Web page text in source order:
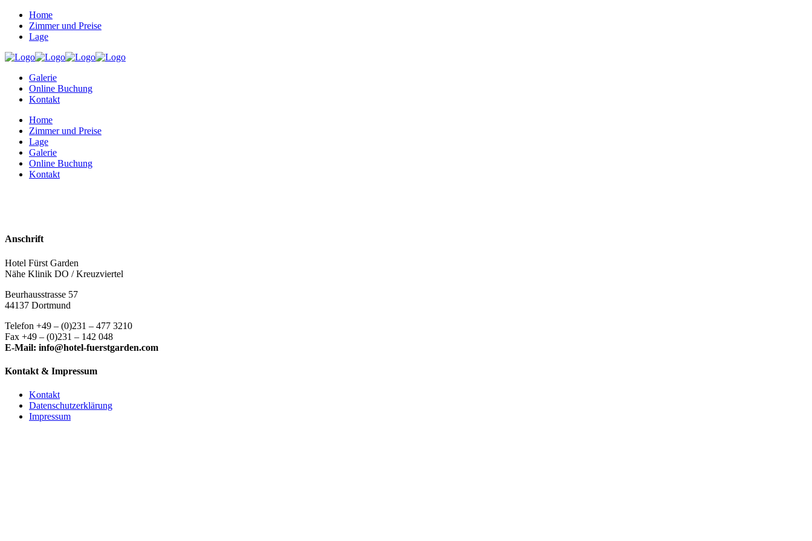
Home
Zimmer und Preise
Lage
Galerie
Online Buchung
Kontakt
Home
Zimmer und Preise
Lage
Galerie
Online Buchung
Kontakt
Anschrift
Hotel Fürst Garden
Nähe Klinik DO / Kreuzviertel
Beurhausstrasse 57
44137 Dortmund
Telefon +49 – (0)231 – 477 3210
Fax +49 – (0)231 – 142 048
E-Mail: info@hotel-fuerstgarden.com
Kontakt & Impressum
Kontakt
Datenschutzerklärung
Impressum